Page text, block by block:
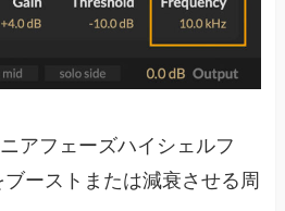
アフェーズハイシェルフ
ーストまたは減衰させる周